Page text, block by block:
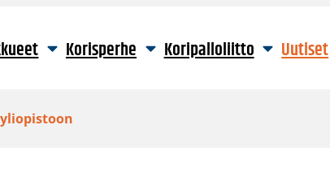
Korisperhe Koripalloliitto Uutiset